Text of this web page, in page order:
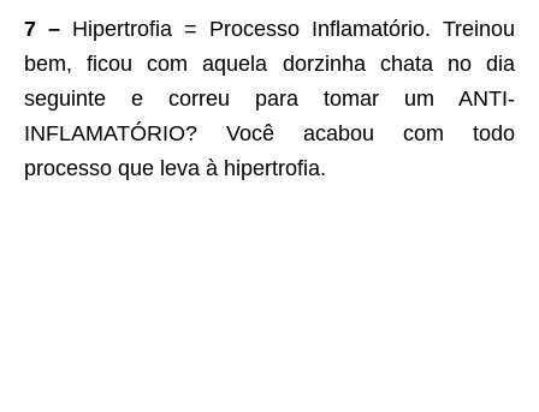
7 – Hipertrofia = Processo Inflamatório. Treinou
bem, ficou com aquela dorzinha chata no dia
seguinte e correu para tomar um ANTI-
INFLAMATÓRIO? Você acabou com todo
processo que leva à hipertrofia.